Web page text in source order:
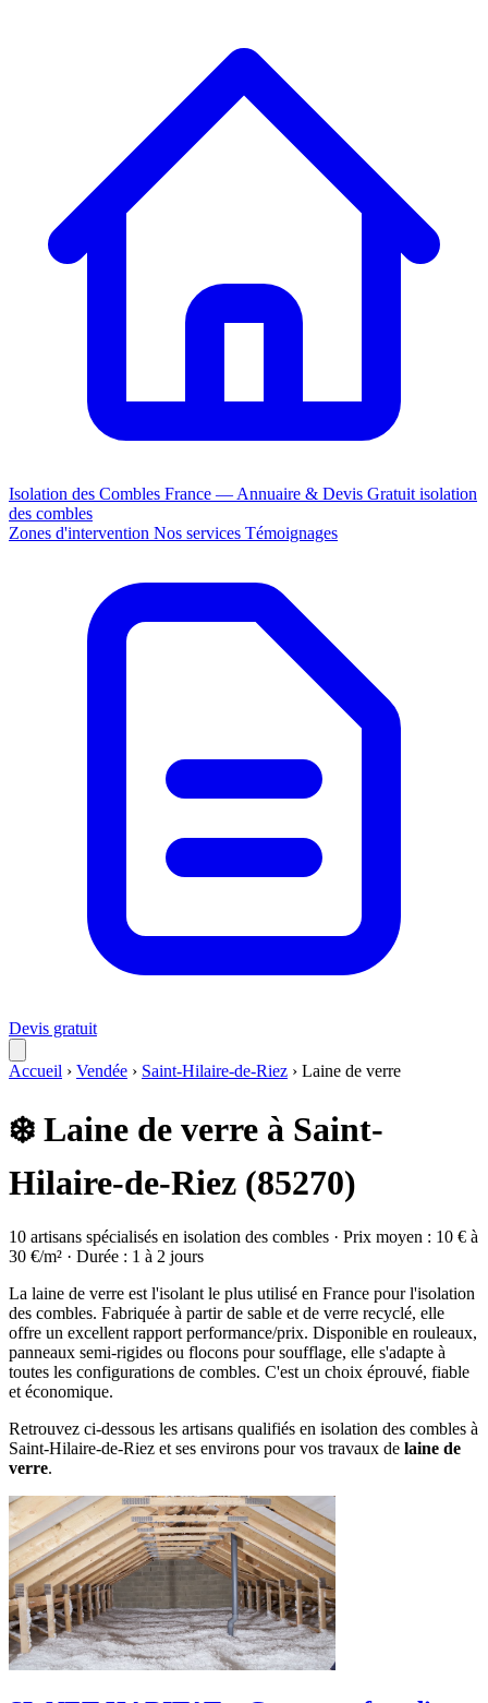
Isolation des Combles France — Annuaire & Devis Gratuit isolation
des combles
Zones d'intervention Nos services Témoignages
Devis gratuit
Accueil › Vendée › Saint-Hilaire-de-Riez › Laine de verre
❄️ Laine de verre à Saint-
Hilaire-de-Riez (85270)
10 artisans spécialisés en isolation des combles · Prix moyen : 10 € à
30 €/m² · Durée : 1 à 2 jours
La laine de verre est l'isolant le plus utilisé en France pour l'isolation
des combles. Fabriquée à partir de sable et de verre recyclé, elle
offre un excellent rapport performance/prix. Disponible en rouleaux,
panneaux semi-rigides ou flocons pour soufflage, elle s'adapte à
toutes les configurations de combles. C'est un choix éprouvé, fiable
et économique.
Retrouvez ci-dessous les artisans qualifiés en isolation des combles à
Saint-Hilaire-de-Riez et ses environs pour vos travaux de laine de
verre.